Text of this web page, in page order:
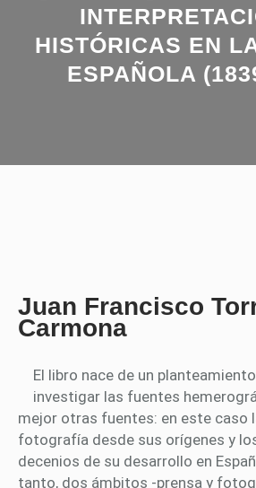
HISTÓRICAS EN
ESPAÑOLA
Juan Francisco
Carmona
El libro nace de un
investigar las fuentes
mejor otras fuentes: en este caso
fotografía desde sus orígenes y
decenios de su desarrollo en
tanto, dos ámbitos -prensa y